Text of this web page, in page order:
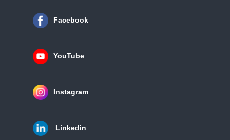
Facebook
YouTube
Instagram
Linkedin